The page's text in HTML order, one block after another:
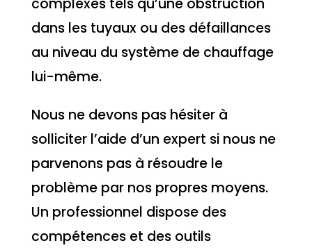
complexes tels qu’une obstruction
dans les tuyaux ou des défaillances
au niveau du système de chauffage
lui-même.
Nous ne devons pas hésiter à
solliciter l’aide d’un expert si nous ne
parvenons pas à résoudre le
problème par nos propres moyens.
Un professionnel dispose des
compétences et des outils